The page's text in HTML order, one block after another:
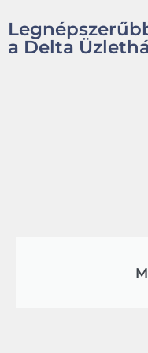
a Delta